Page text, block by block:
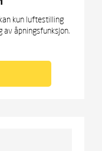
kun lufte­stilling
av åpnings­funksjon.